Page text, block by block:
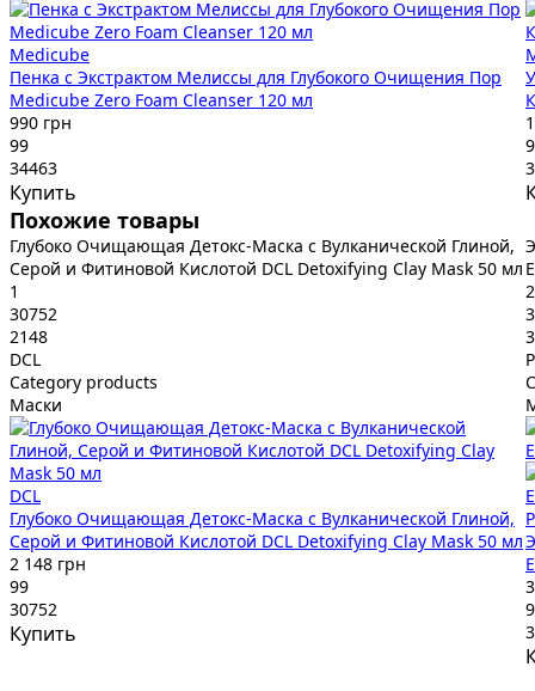
Medicube
Пенка с Экстрактом Мелиссы для Глубокого Очищения Пор
Medicube Zero Foam Cleanser 120 мл
990 грн
99
34463
Купить
Похожие товары
Глубоко Очищающая Детокс-Маска с Вулканической Глиной,
Серой и Фитиновой Кислотой DCL Detoxifying Clay Mask 50 мл
1
30752
2148
DCL
Category products
Маски
DCL
Глубоко Очищающая Детокс-Маска с Вулканической Глиной,
Серой и Фитиновой Кислотой DCL Detoxifying Clay Mask 50 мл
2 148 грн
99
30752
Купить
2